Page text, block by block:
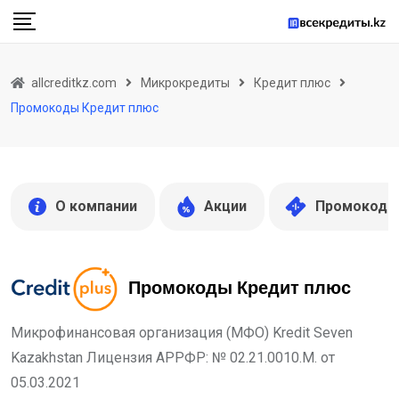
Skip
allcreditkz.com Микрокредиты
Кредит плюс
Промокоды Кредит плюс
О компании Акции Промокоды
Промокоды Кредит плюс
Микрофинансовая организация (МФО) Kredit Seven
Kazakhstan Лицензия АРРФР: № 02.21.0010.M. от
05.03.2021